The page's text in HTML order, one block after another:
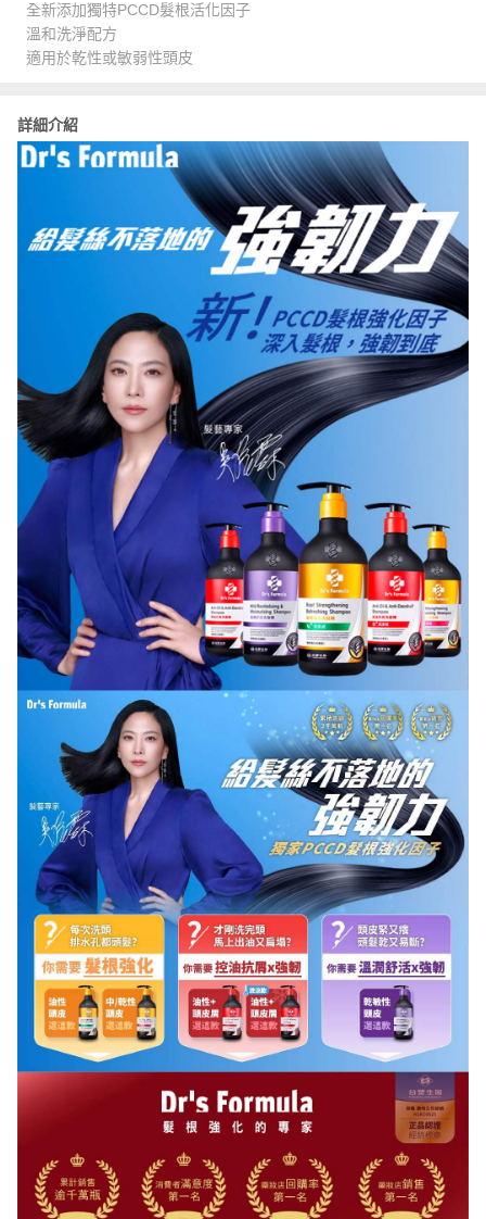
全新添加獨特PCCD髮根活化因子
溫和洗淨配方
適用於乾性或敏弱性頭皮
詳細介紹